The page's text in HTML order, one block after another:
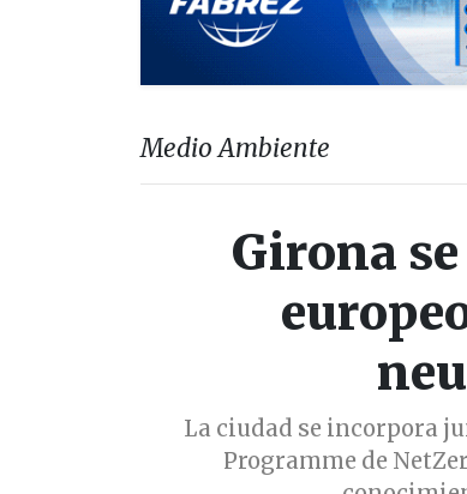
Medio Ambiente
Girona
La ciudad se incorpora
Programme de